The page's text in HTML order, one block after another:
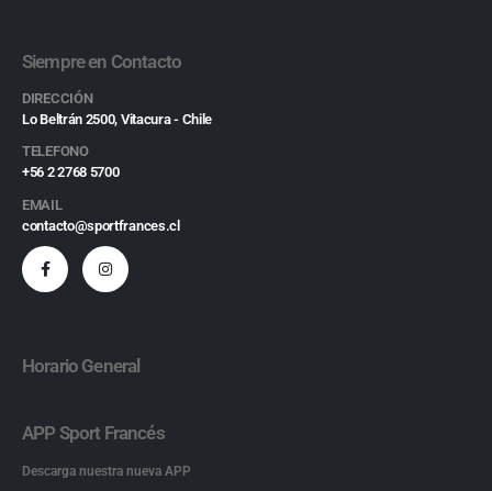
Siempre en Contacto
DIRECCIÓN
Lo Beltrán 2500, Vitacura - Chile
TELEFONO
+56 2 2768 5700
EMAIL
contacto@sportfrances.cl
Horario General
APP Sport Francés
Descarga nuestra nueva APP